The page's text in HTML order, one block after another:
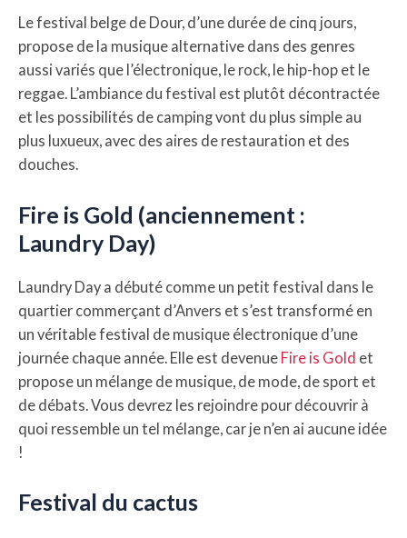
Le festival belge de Dour, d’une durée de cinq jours,
propose de la musique alternative dans des genres
aussi variés que l’électronique, le rock, le hip-hop et le
reggae. L’ambiance du festival est plutôt décontractée
et les possibilités de camping vont du plus simple au
plus luxueux, avec des aires de restauration et des
douches.
Fire is Gold (anciennement :
Laundry Day)
Laundry Day a débuté comme un petit festival dans le
quartier commerçant d’Anvers et s’est transformé en
un véritable festival de musique électronique d’une
journée chaque année. Elle est devenue Fire is Gold et
propose un mélange de musique, de mode, de sport et
de débats. Vous devrez les rejoindre pour découvrir à
quoi ressemble un tel mélange, car je n’en ai aucune idée
!
Festival du cactus